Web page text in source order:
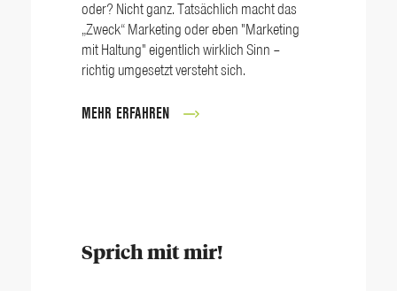
oder? Nicht ganz. Tatsächlich macht das
„Zweck“ Marketing oder eben "Marketing
mit Haltung" eigentlich wirklich Sinn –
richtig umgesetzt versteht sich.
MEHR ERFAHREN
Sprich mit mir!